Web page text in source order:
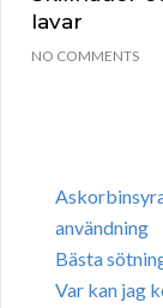
lavar
NO COMMENTS
användning
Bästa
Var kan jag